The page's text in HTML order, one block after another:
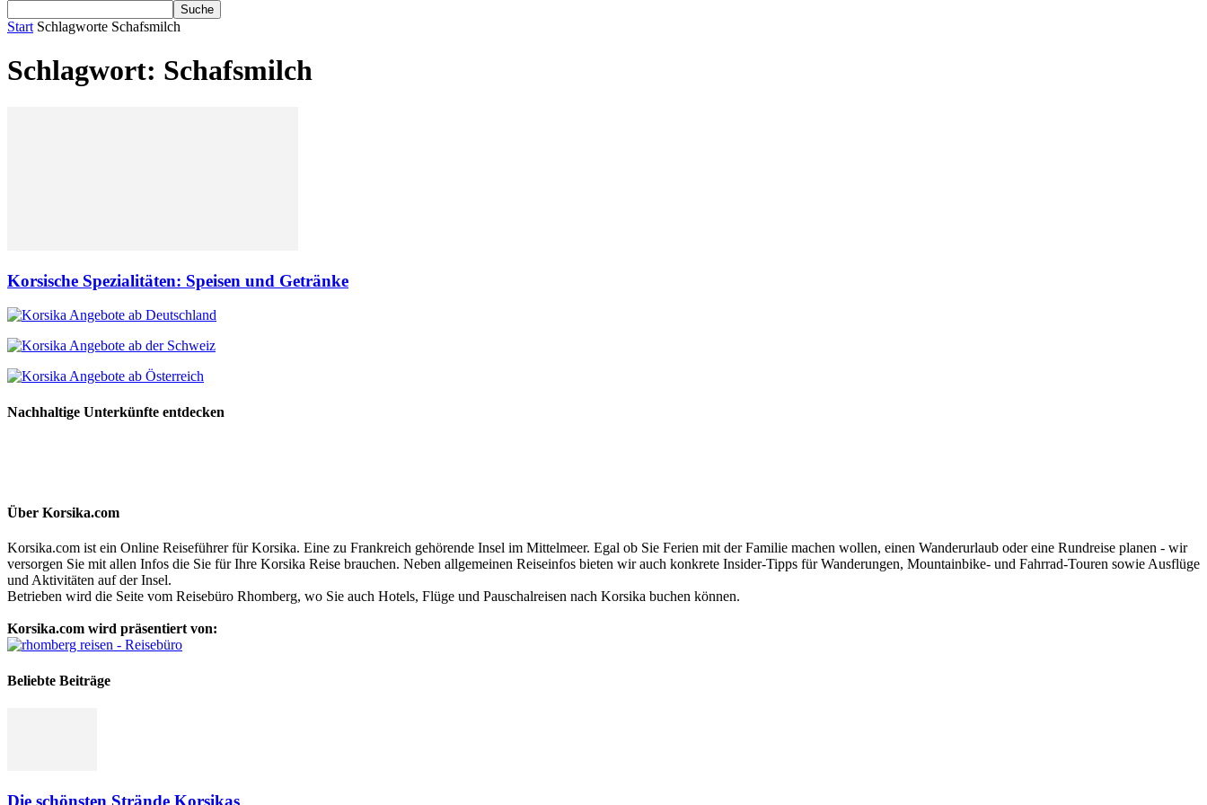
Start Schlagworte Schafsmilch
Schlagwort: Schafsmilch
Korsische Spezialitäten: Speisen und Getränke
Nachhaltige Unterkünfte entdecken
Über Korsika.com
Korsika.com ist ein Online Reiseführer für Korsika. Eine zu Frankreich gehörende Insel im Mittelmeer. Egal ob Sie Ferien mit der Familie machen wollen, einen Wanderurlaub oder eine Rundreise planen - wir
versorgen Sie mit allen Infos die Sie für Ihre Korsika Reise brauchen. Neben allgemeinen Reiseinfos bieten wir auch konkrete Insider-Tipps für Wanderungen, Mountainbike- und Fahrrad-Touren sowie Ausflüge
und Aktivitäten auf der Insel.
Betrieben wird die Seite vom Reisebüro Rhomberg, wo Sie auch Hotels, Flüge und Pauschalreisen nach Korsika buchen können.
Korsika.com wird präsentiert von:
Beliebte Beiträge
Die schönsten Strände Korsikas